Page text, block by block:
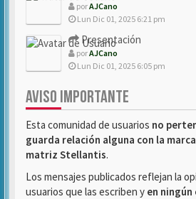
porAJCano
Lun Dic 01, 2025 6:21 pm
Presentación
porAJCano
Lun Dic 01, 2025 6:05 pm
AVISO IMPORTANTE
Esta comunidad de usuarios no
guarda relación alguna con la
matriz Stellantis.
Los mensajes publicados reflejan la
usuarios que las escriben y en ningún